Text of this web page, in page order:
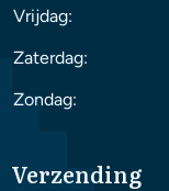
Vrijdag:
Zaterdag:
Zondag:
Verzending